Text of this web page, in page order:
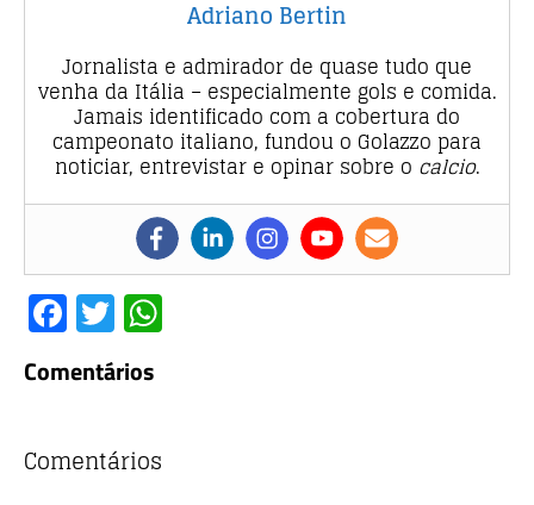
Adriano Bertin
Jornalista e admirador de quase tudo que
venha da Itália – especialmente gols e comida.
Jamais identificado com a cobertura do
campeonato italiano, fundou o Golazzo para
noticiar, entrevistar e opinar sobre o calcio.
F
a
c
b
T
w
it
r
Comentários
Comentários